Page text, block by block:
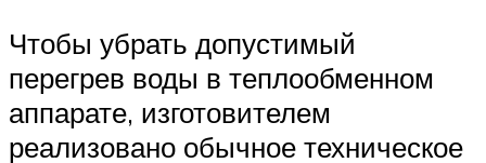
Чтобы убрать допустимый
перегрев воды в теплообменном
аппарате, изготовителем
реализовано обычное техническое